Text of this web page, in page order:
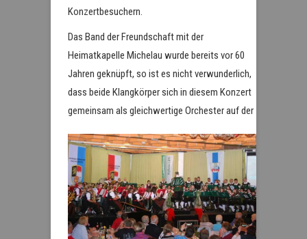
Konzertbesuchern.
Das Band der Freundschaft mit der
Heimatkapelle Michelau wurde bereits vor 60
Jahren geknüpft, so ist es nicht verwunderlich,
dass beide Klangkörper sich in diesem Konzert
gemeinsam als gleichwertige Orchester auf der